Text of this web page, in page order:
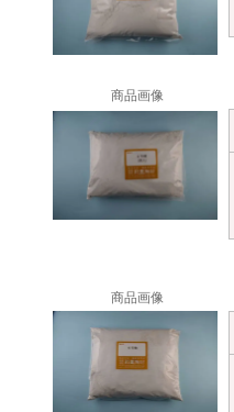
商品画像
商品画像